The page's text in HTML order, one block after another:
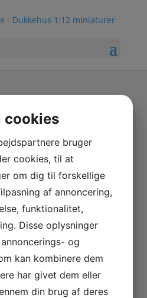
– Tigerliljer
cookies
bruger
cookies, til at
om dig til forskellige
af annoncering,
funktionalitet,
Disse oplysninger
og
kan kombinere dem
har givet dem eller
din brug af deres